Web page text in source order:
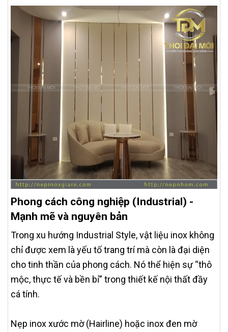
Phong cách công nghiệp (Industrial) -
Mạnh mẽ và nguyên bản
Trong xu hướng Industrial Style, vật liệu inox không
chỉ được xem là yếu tố trang trí mà còn là đại diện
cho tinh thần của phong cách. Nó thể hiện sự “thô
mộc, thực tế và bền bỉ” trong thiết kế nội thất đầy
cá tính.
Nẹp inox xước mờ (Hairline) hoặc inox đen mờ